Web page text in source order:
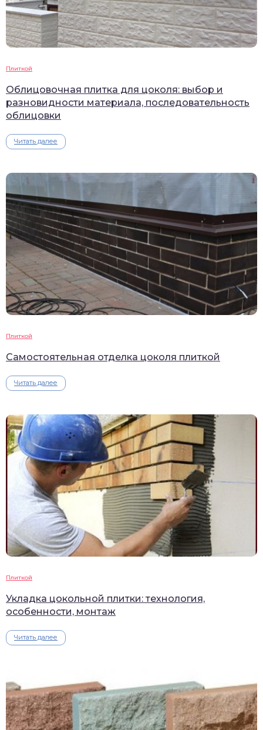
Плиткой
Облицовочная плитка для цоколя: выбор и
разновидности материала, последовательность
облицовки
Читать далее
Плиткой
Самостоятельная отделка цоколя плиткой
Читать далее
Плиткой
Укладка цокольной плитки: технология,
особенности, монтаж
Читать далее